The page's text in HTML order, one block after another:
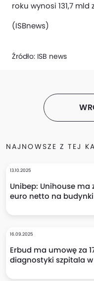
roku wynosi 131,7 mld
(ISBnews)
Źródło: ISB news
NAJNOWSZE Z TEJ
13.10.2025
Unibep: Unihouse ma
euro netto na
16.09.2025
Erbud ma umowę za
diagnostyki szpitala